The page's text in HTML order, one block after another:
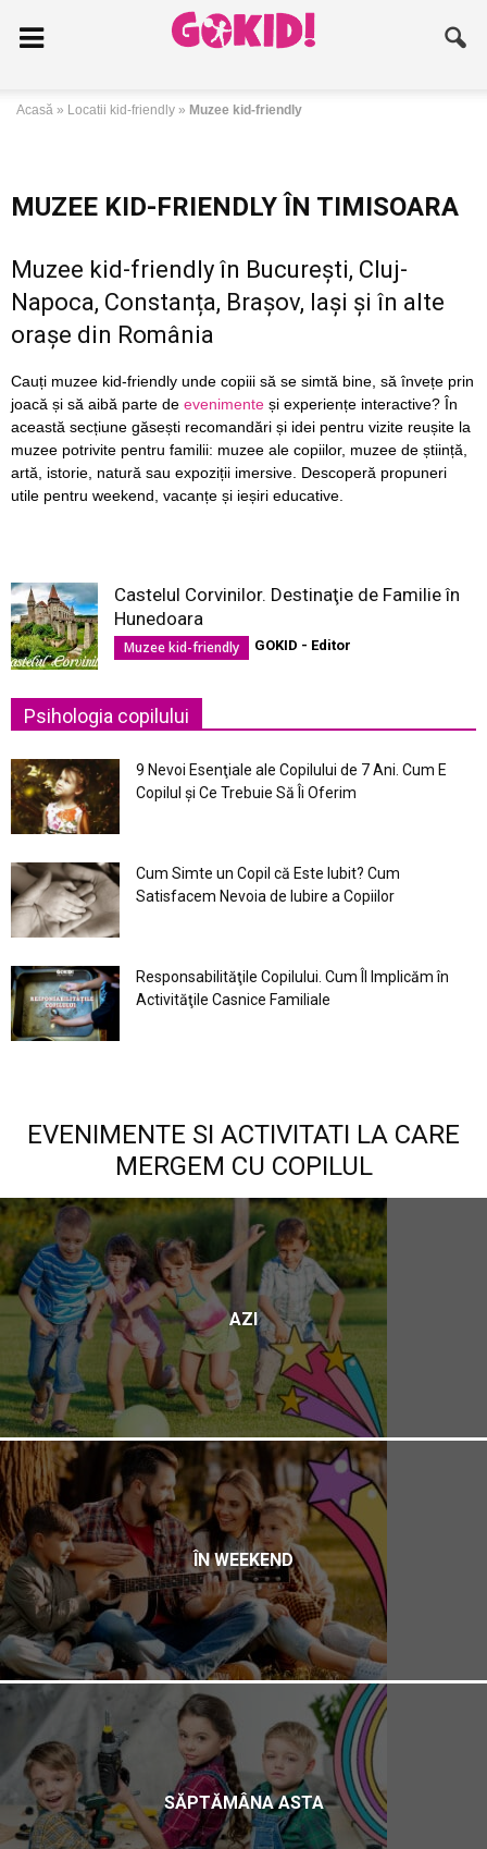
Acasă » Locatii kid-friendly » Muzee kid-friendly
MUZEE KID-FRIENDLY ÎN TIMISOARA
Muzee kid-friendly în București, Cluj-
Napoca, Constanța, Brașov, Iași și în alte
orașe din România
Cauți muzee kid-friendly unde copiii să se simtă bine, să învețe prin
joacă și să aibă parte de evenimente și experiențe interactive? În
această secțiune găsești recomandări și idei pentru vizite reușite la
muzee potrivite pentru familii: muzee ale copiilor, muzee de știință,
artă, istorie, natură sau expoziții imersive. Descoperă propuneri
utile pentru weekend, vacanțe și ieșiri educative.
Castelul Corvinilor. Destinaţie de Familie în
Hunedoara
Muzee kid-friendly GOKID - Editor
Psihologia copilului
9 Nevoi Esenţiale ale Copilului de 7 Ani. Cum E
Copilul şi Ce Trebuie Să Îi Oferim
Cum Simte un Copil că Este Iubit? Cum
Satisfacem Nevoia de Iubire a Copiilor
Responsabilităţile Copilului. Cum Îl Implicăm în
Activităţile Casnice Familiale
EVENIMENTE SI ACTIVITATI LA CARE
MERGEM CU COPILUL
AZI
ÎN WEEKEND
SĂPTĂMÂNA ASTA